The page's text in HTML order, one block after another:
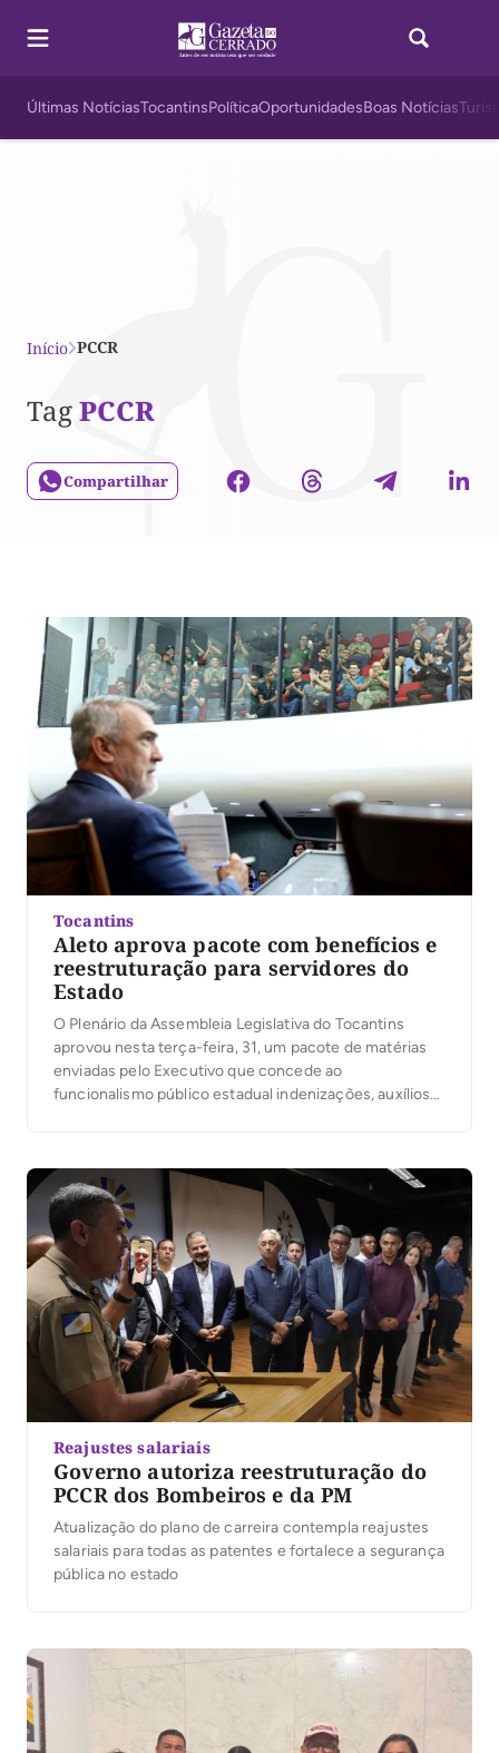
Últimas NotíciasTocantinsPolíticaOportunidadesBoas Notícias
Início PCCR
TagPCCR
Compartilhar
Tocantins
Aleto aprova pacote com benefícios e
reestruturação para servidores do
Estado
O Plenário da Assembleia Legislativa do Tocantins
aprovou nesta terça-feira, 31, um pacote de matérias
enviadas pelo Executivo que concede ao
funcionalismo público estadual indenizações, auxílios
servidores da Secretaria da Fazenda (Sefaz), da Polícia
Penal, do Corpo de Bombeiros, da Polícia Militar, do
Instituto Natureza do Tocantins (Naturatins) […]
Reajustes salariais
Governo autoriza reestruturação do
PCCR dos Bombeiros e da PM
Atualização do plano de carreira contempla reajustes
salariais para todas as patentes e fortalece a segurança
pública no estado